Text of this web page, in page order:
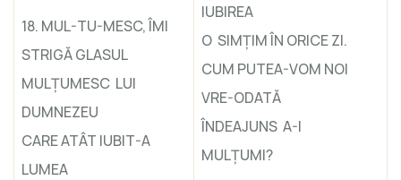
18. MUL-TU-MESC, ÎMI
STRIGĂ GLASUL
MULŢUMESC LUI
DUMNEZEU
CARE ATÂT IUBIT-A
LUMEA
IUBIREA
O SIMŢIM ÎN ORICE ZI.
CUM PUTEA-VOM NOI
VRE-ODATĂ
ÎNDEAJUNS A-I
MULŢUMI?